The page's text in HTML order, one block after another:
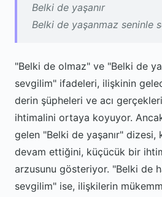
Belki de yaşanır
Belki de yaşanmaz seninle
"Belki de olmaz" ve "Belki de
sevgilim" ifadeleri, ilişkinin
derin şüpheleri ve acı
ihtimalini ortaya koyuyor.
gelen "Belki de yaşanır"
devam ettiğini, küçücük bir
arzusunu gösteriyor. "Belki de
sevgilim" ise, ilişkilerin